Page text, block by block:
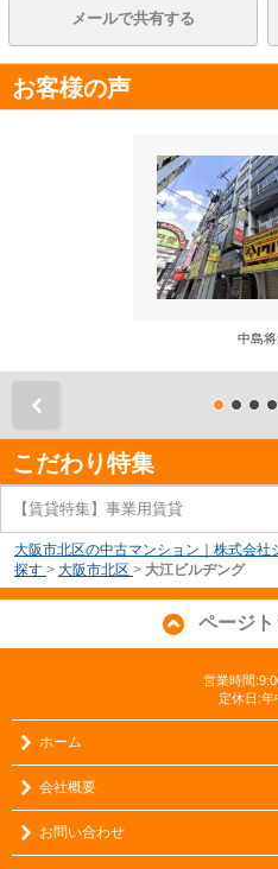
メールで共有する
お客様の声
中島
こだわり特集
【賃貸特集】事業用賃貸
大阪市北区の中古マンション｜株式会社
探す > 大阪市北区 > 大江ビルヂング
ページ
営業時間
定休日:年
ホーム
会社概要
お問い合わせ